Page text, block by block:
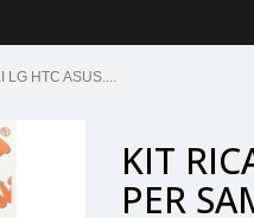
LG HTC ASUS....
KIT
PER